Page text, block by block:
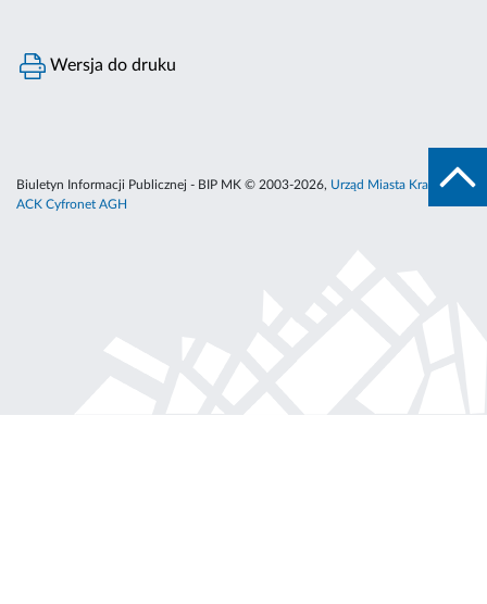
Wersja do druku
Biuletyn Informacji Publicznej - BIP MK © 2003-2026, Urząd Miasta Krakowa
ACK Cyfronet AGH